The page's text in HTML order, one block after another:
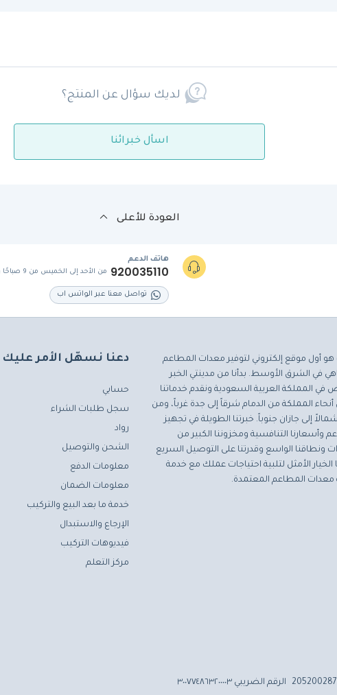
لديك سؤال عن المنتج؟
اسأل خبرائنا
العودة للأعلى
هاتف الدعم
920035110 من الأحد إلى الخميس من 9 صباحًا وحتى 5 مساءً
تواصل معنا عبر الواتس اب
هو أول موقع إلكتروني لتوفير معدات المطاعم
في الشرق الأوسط. بدأنا من مدينتي الخبر
في المملكة العربية السعودية ونقدم خدماتنا
المملكة من الدمام شرقاً إلى جدة غرباً، ومن
إلى جازان جنوباً. خبرتنا الطويلة في تجهيز
وأسعارنا التنافسية ومخزوننا الكبير من
ونطاقنا الواسع وقدرتنا على التوصيل السريع
الخيار الأمثل لتلبية احتياجات عملك مع خدمة
معدات المطاعم المعتمدة.
دعنا نسهّل الأمر عليك
حسابي
سجل طلبات الشراء
رواد
الشحن والتوصيل
معلومات الدفع
معلومات الضمان
خدمة ما بعد البيع والتركيب
الإرجاع والاستبدال
فيديوهات التركيب
مركز التعلم
الرقم الضريبي ٣٠٠٧٧٤٨٦٣٢٠٠٠٠٣